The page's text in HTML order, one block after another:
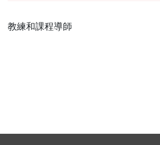
教練和課程導師